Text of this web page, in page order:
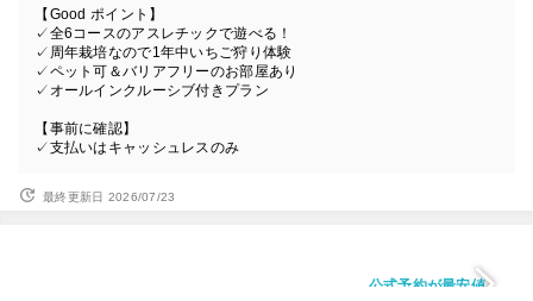
【Good ポイント】
✓全6コースのアスレチックで遊べる！
✓周年栽培なので1年中いちご狩り体験
✓ペット可＆バリアフリーのお部屋あり
✓オールインクルーシブ付きプラン
【事前に確認】
✓支払いはキャッシュレスのみ
最終更新日 2026/07/23
公式予約が最安値